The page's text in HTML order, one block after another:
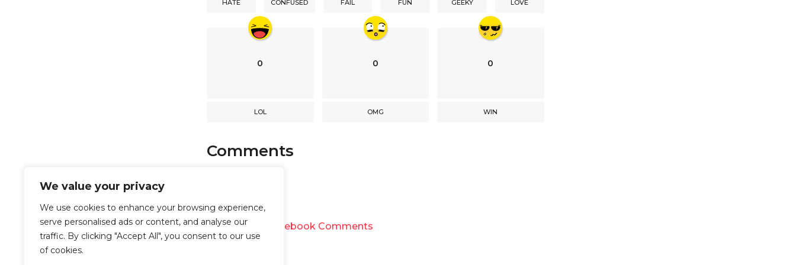
We value your privacy
We use cookies to enhance your browsing experience,
serve personalised ads or content, and analyse our
traffic. By clicking "Accept All", you consent to our use
of cookies.
HATE CONFUSED FAIL FUN GEEKY LOVE
0
LOL
0
OMG
0
WIN
Comments
Powered by Facebook Comments